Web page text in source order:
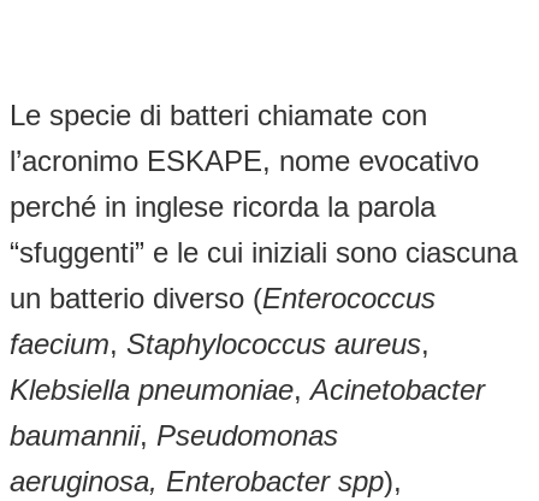
Le specie di batteri chiamate con
l’acronimo ESKAPE, nome evocativo
perché in inglese ricorda la parola
“sfuggenti” e le cui iniziali sono ciascuna
un batterio diverso (Enterococcus
faecium, Staphylococcus aureus,
Klebsiella pneumoniae,Acinetobacter
baumannii, Pseudomonas
aeruginosa, Enterobacter spp),